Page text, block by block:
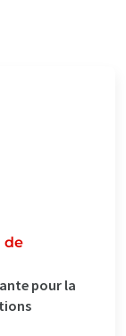
de
pour la